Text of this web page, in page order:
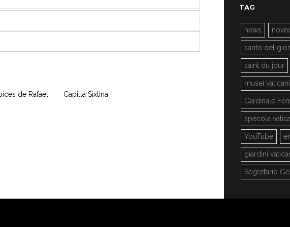
de Rafael Capilla Sixtina
TAG
news
santo del
saint du jour
musei vaticani
Cardinale
specola
YouTube
giardini
Segretario